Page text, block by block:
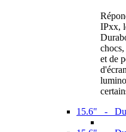
IPxx,
et de
15.6" -